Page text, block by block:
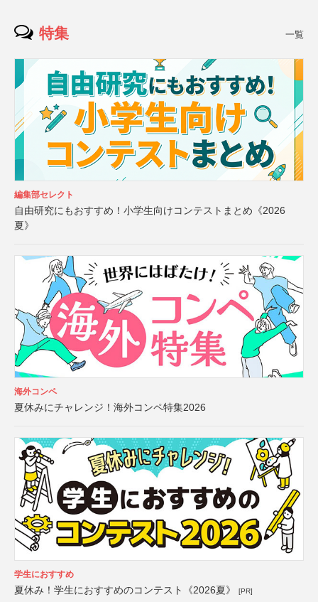
特集 一覧
編集部セレクト
自由研究にもおすすめ！小学生向けコンテストまとめ《2026
夏》
海外コンペ
夏休みにチャレンジ！海外コンペ特集2026
学生におすすめ
夏休み！学生におすすめのコンテスト《2026夏》 [PR]